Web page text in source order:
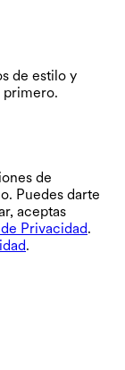
de estilo y
primero.
de
Puedes darte
aceptas
Privacidad.
.